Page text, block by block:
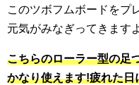
このツボフムボードをプ
元気がみなぎってきます
こちらのローラー型の足
かなり使えます!疲れた